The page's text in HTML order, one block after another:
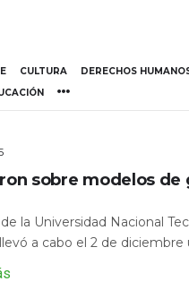
CULTURA DERECHOS
sobre modelos de
la Universidad Nacional
a cabo el 2 de